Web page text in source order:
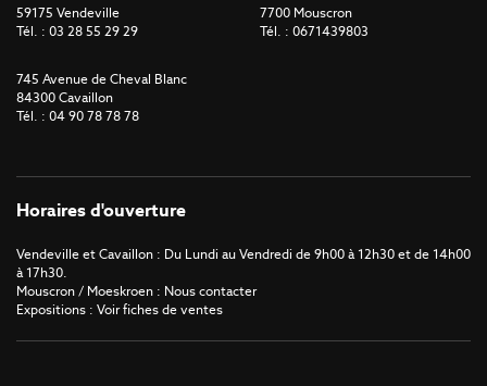
59175 Vendeville
Tél. : 03 28 55 29 29
7700 Mouscron
Tél. : 0671439803
745 Avenue de Cheval Blanc
84300 Cavaillon
Tél. : 04 90 78 78 78
Horaires d'ouverture
Vendeville et Cavaillon : Du Lundi au Vendredi de 9h00 à 12h30 et de 14h00
à 17h30.
Mouscron / Moeskroen : Nous contacter
Expositions : Voir fiches de ventes